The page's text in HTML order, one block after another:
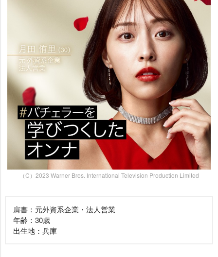
（C）2023 Warner Bros. International Television Production Limited
肩書：元外資系企業・法人営業
年齢：30歳
出生地：兵庫